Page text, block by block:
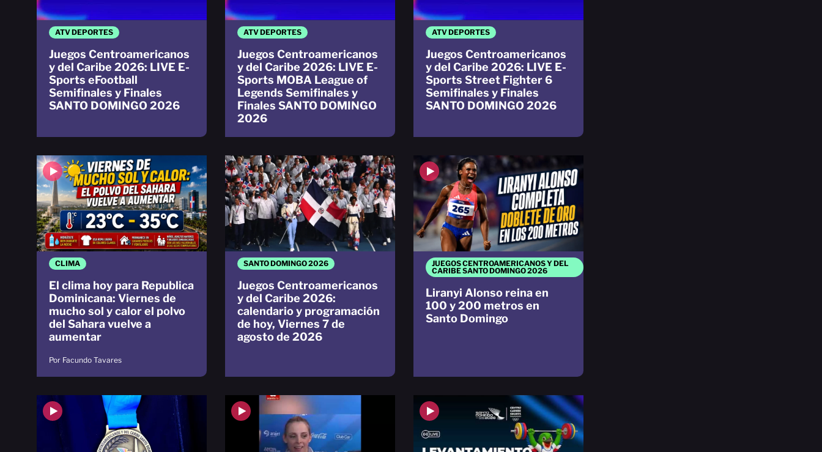
ATV DEPORTES
Juegos Centroamericanos
y del Caribe 2026: LIVE E-
Sports eFootball
Semifinales y Finales
SANTO DOMINGO 2026
ATV DEPORTES
Juegos Centroamericanos
y del Caribe 2026: LIVE E-
Sports MOBA League of
Legends Semifinales y
Finales SANTO DOMINGO
2026
ATV DEPORTES
Juegos Centroamericanos
y del Caribe 2026: LIVE E-
Sports Street Fighter 6
Semifinales y Finales
SANTO DOMINGO 2026
CLIMA
El clima hoy para Republica
Dominicana: Viernes de
mucho sol y calor el polvo
del Sahara vuelve a
aumentar
Por Facundo Tavares
SANTO DOMINGO 2026
Juegos Centroamericanos
y del Caribe 2026:
calendario y programación
de hoy, Viernes 7 de
agosto de 2026
JUEGOS CENTROAMERICANOS Y DEL
CARIBE SANTO DOMINGO 2026
Liranyi Alonso reina en
100 y 200 metros en
Santo Domingo